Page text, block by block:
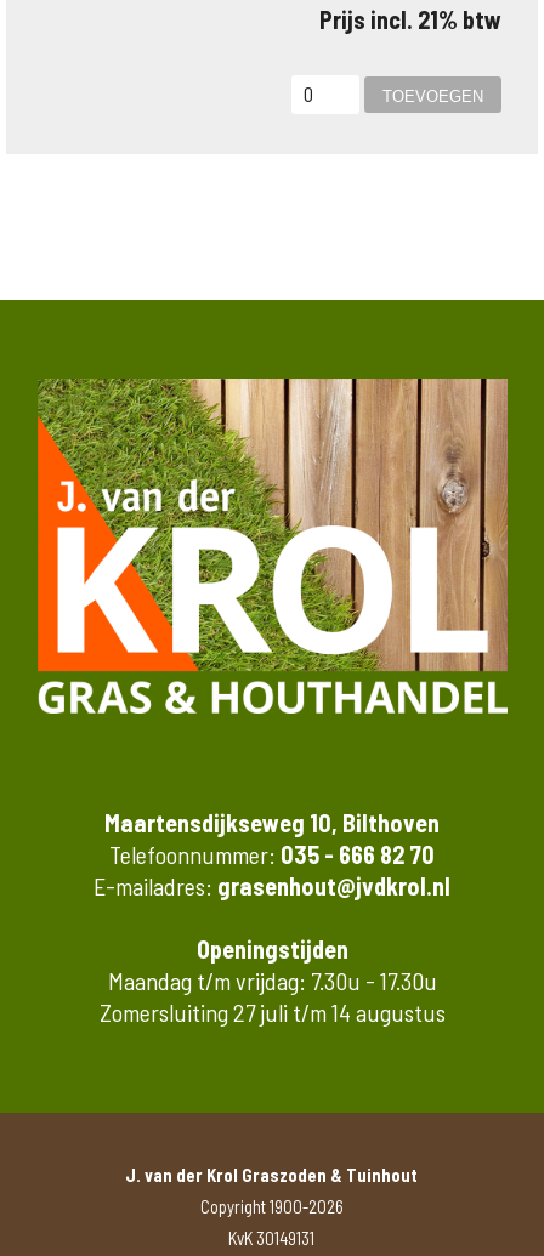
Prijs incl. 21% btw
Maartensdijkseweg 10, Bilthoven
Telefoonnummer: 035 - 666 82 70
E-mailadres: grasenhout@jvdkrol.nl
Openingstijden
Maandag t/m vrijdag: 7.30u - 17.30u
Zomersluiting 27 juli t/m 14 augustus
J. van der Krol Graszoden & Tuinhout
Copyright 1900-2026
KvK 30149131